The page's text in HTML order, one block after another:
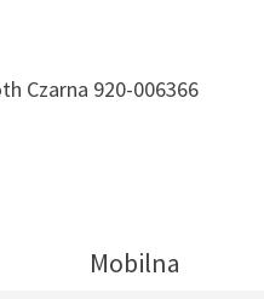
Czarna 920-006366
Mobilna